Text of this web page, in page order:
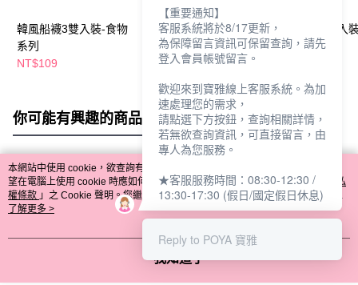
韓風船襪3雙入裝-食物
系列
NT$109
韓風1/2襪2雙入裝-小
花系列
NT$89
韓風1/2襪2雙入
系列
你可能有興趣的商品 全站排行
熱門標籤
本網站中使用 cookie，欲查詢有關本網站使用 cookie 方式之詳情，及若您不希
望在電腦上使用 cookie 時應如何變更電腦的 cookie 設定，請參閱本網站「
隱私
權條款 」之 Cookie 聲明。您繼續使用本網站即表示您同意本公司得按本網站使
用條款之 Cookie 聲明使用 cookie。
了解更多 >
我知道了
【重要通知】
客服系統將於8/17更新，
為保障留言資訊可保留查詢，請先
登入會員帳號留言。
歡迎來到寶雅線上客服系統。為加
速處理您的需求，
請點選下方按鈕，查詢相關詳情，
若無欲查詢資訊，可直接留言，由
專人為您服務。
★客服服務時間：08:30-12:30 /
13:30-17:30 (假日/國定假日休息)
Reply to POYA 寶雅